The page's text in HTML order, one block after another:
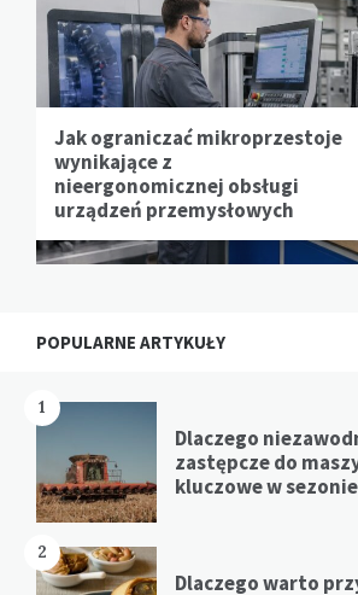
Jak ograniczać mikroprzestoje
wynikające z
nieergonomicznej obsługi
urządzeń przemysłowych
POPULARNE ARTYKUŁY
1
Dlaczego
zastępcze do
kluczowe w
2
Dlaczego warto